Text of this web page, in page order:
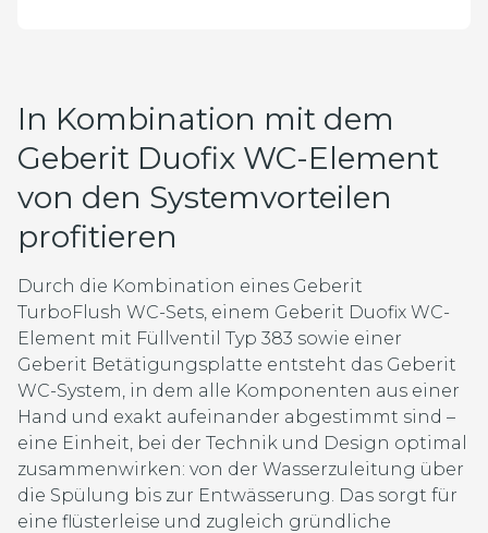
In Kombination mit dem
Geberit Duofix WC-Element
von den Systemvorteilen
profitieren
Durch die Kombination eines Geberit
TurboFlush WC-Sets, einem Geberit Duofix WC-
Element mit Füllventil Typ 383 sowie einer
Geberit Betätigungsplatte entsteht das Geberit
WC-System, in dem alle Komponenten aus einer
Hand und exakt aufeinander abgestimmt sind –
eine Einheit, bei der Technik und Design optimal
zusammenwirken: von der Wasserzuleitung über
die Spülung bis zur Entwässerung. Das sorgt für
eine flüsterleise und zugleich gründliche